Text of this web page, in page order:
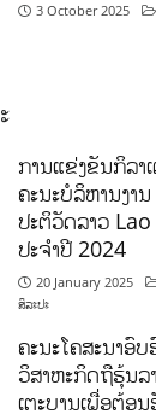
3 October 2025
ການແຂ່ງຂັນກິລາ
ຄະນະບໍລິຫານງາ
ປະຕິວັດລາວ
ປະຈຳປີ 2024
20 January 2025
ສິລະປະ
ຄະນະໂຄສະນາອົ
ວິສາຫະກິດຖືຮຸ້ນລ
ເຕະບານເພື່ອຕ້ອ